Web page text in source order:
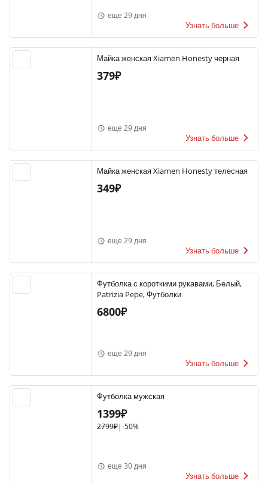
еще 29 дня
Узнать больше
Майка женская Xiamen Honesty черная
379₽
еще 29 дня
Узнать больше
Майка женская Xiamen Honesty телесная
349₽
еще 29 дня
Узнать больше
Футболка с короткими рукавами, Белый,
Patrizia Pepe, Футболки
6800₽
еще 29 дня
Узнать больше
Футболка мужская
1399₽
2799₽|-50%
еще 30 дня
Узнать больше